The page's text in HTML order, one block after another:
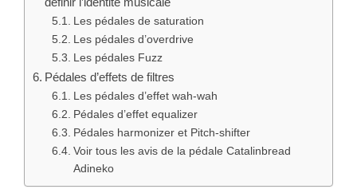
Les pédales de saturation
Les pédales d’overdrive
Les pédales Fuzz
Pédales d’effets de filtres
Les pédales d’effet wah-wah
Pédales d’effet equalizer
Pédales harmonizer et Pitch-shifter
Voir tous les avis de la pédale Catalinbread
Adineko